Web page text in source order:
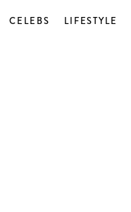
CELEBS LIFESTYLE